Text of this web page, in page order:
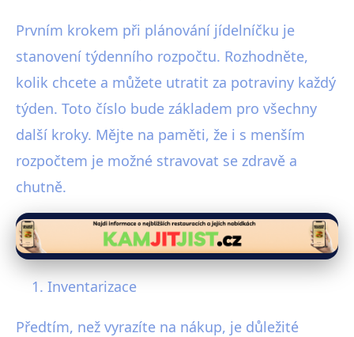
Prvním krokem při plánování jídelníčku je
stanovení týdenního rozpočtu. Rozhodněte,
kolik chcete a můžete utratit za potraviny každý
týden. Toto číslo bude základem pro všechny
další kroky. Mějte na paměti, že i s menším
rozpočtem je možné stravovat se zdravě a
chutně.
Inventarizace
Předtím, než vyrazíte na nákup, je důležité